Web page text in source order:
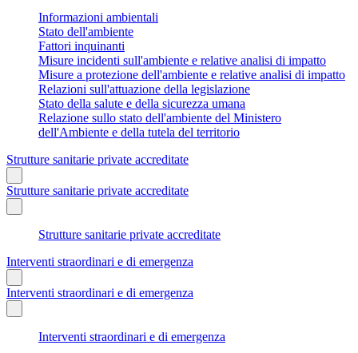
Informazioni ambientali
Stato dell'ambiente
Fattori inquinanti
Misure incidenti sull'ambiente e relative analisi di impatto
Misure a protezione dell'ambiente e relative analisi di impatto
Relazioni sull'attuazione della legislazione
Stato della salute e della sicurezza umana
Relazione sullo stato dell'ambiente del Ministero
dell'Ambiente e della tutela del territorio
Strutture sanitarie private accreditate
Strutture sanitarie private accreditate
Strutture sanitarie private accreditate
Interventi straordinari e di emergenza
Interventi straordinari e di emergenza
Interventi straordinari e di emergenza